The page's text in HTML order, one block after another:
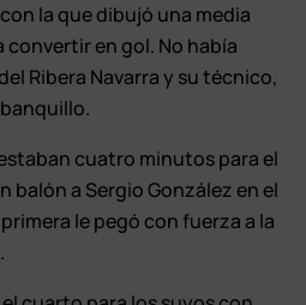
la que dibujó una media
en gol. No había
Ribera Navarra y su técnico,
cuatro minutos para el
balón a Sergio González en el
le pegó con fuerza a la